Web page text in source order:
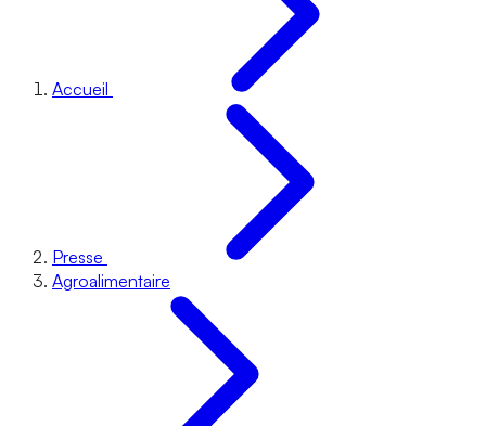
Accueil
Presse
Agroalimentaire